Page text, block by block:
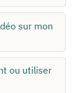
sur mon
ou utiliser